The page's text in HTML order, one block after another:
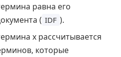
равна его
( IDF ).
x рассчитывается
которые